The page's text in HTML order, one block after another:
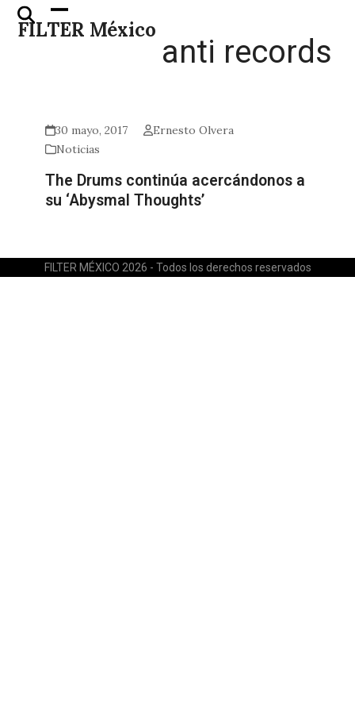
Skip
FILTER México
Open
mobile
Close
mobile
anti records
30 mayo, 2017
Ernesto Olvera
Noticias
The Drums continúa acercándonos a
su ‘Abysmal Thoughts’
FILTER MÉXICO 2026 - Todos los derechos reservados